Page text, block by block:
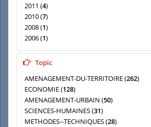
2011 (4)
2010(7)
2008(1)
2006(1)
2004(8)
Topic
AMENAGEMENT-DU-TERRITOIRE(262)
ECONOMIE(128)
AMENAGEMENT-URBAIN (50)
SCIENCES-HUMAINES(31)
METHODES--TECHNIQUES(28)